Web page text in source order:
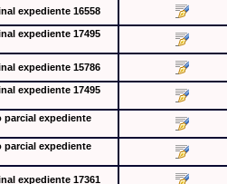
expediente 16558
expediente 17495
expediente 15786
expediente 17495
expediente
expediente
expediente 17361